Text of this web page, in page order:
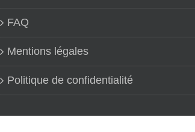
FAQ
Mentions légales
Politique de confidentialité